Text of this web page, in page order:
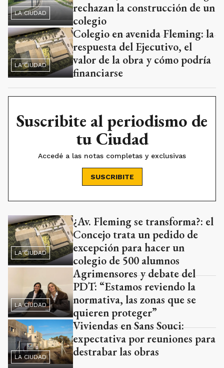
LA CIUDAD
rechazan la construcción de un
colegio
LA CIUDAD
Colegio en avenida Fleming: la
respuesta del Ejecutivo, el
valor de la obra y cómo podría
financiarse
Suscribite al periodismo de
tu Ciudad
Accedé a las notas completas y exclusivas
SUSCRIBITE
LA CIUDAD
¿Av. Fleming se transforma?: el
Concejo trata un pedido de
excepción para hacer un
colegio de 500 alumnos
LA CIUDAD
Agrimensores y debate del
PDT: “Estamos reviendo la
normativa, las zonas que se
quieren proteger”
LA CIUDAD
Viviendas en Sans Souci:
expectativa por reuniones para
destrabar las obras